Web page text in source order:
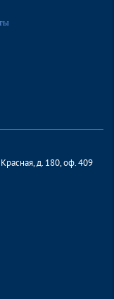
д. 180, оф. 409